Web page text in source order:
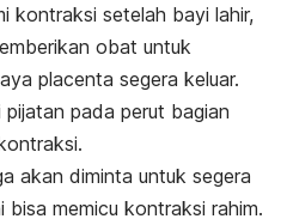
kontraksi setelah bayi lahir,
obat untuk
placenta segera keluar.
pada perut bagian
akan diminta untuk segera
bisa memicu kontraksi rahim.